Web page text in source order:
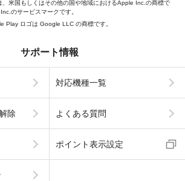
米国もしくはその他の国や地域におけるApple Inc.の商標で
のサービスマークです。
Play ロゴは Google LLC の商標です。
サポート情報
対応機種一覧
除 よくある質問
ポイント表示設定